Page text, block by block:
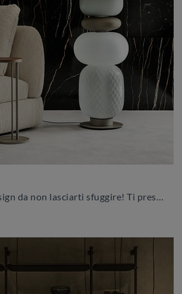
Un Lighting Design da non lasciarti sfuggire! Ti presentiamo la lampada da terra Pigalle di Cattelan Italia.